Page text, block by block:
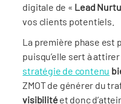
digitale de « Lead
vos clients potentiels.
La première phase est
puisqu’elle sert à
stratégie de contenu
ZMOT de générer du
visibilitéet donc